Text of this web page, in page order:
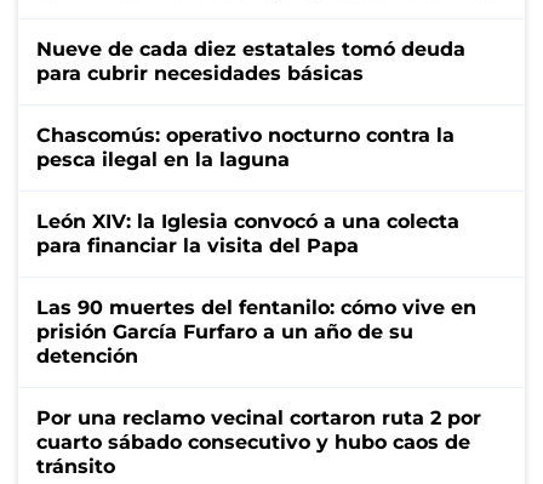
Nueve de cada diez estatales tomó deuda
para cubrir necesidades básicas
Chascomús: operativo nocturno contra la
pesca ilegal en la laguna
León XIV: la Iglesia convocó a una colecta
para financiar la visita del Papa
Las 90 muertes del fentanilo: cómo vive en
prisión García Furfaro a un año de su
detención
Por una reclamo vecinal cortaron ruta 2 por
cuarto sábado consecutivo y hubo caos de
tránsito